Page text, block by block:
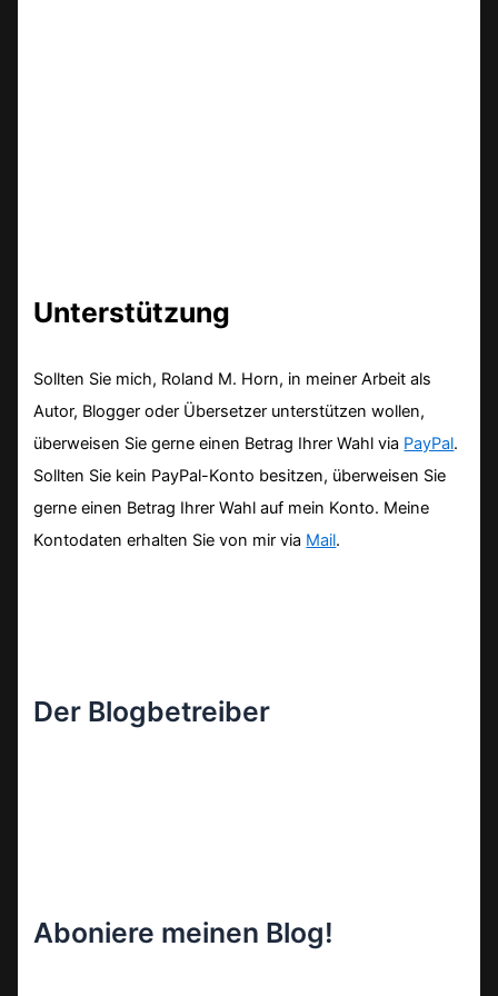
Unterstützung
Sollten Sie mich, Roland M. Horn, in meiner Arbeit als
Autor, Blogger oder Übersetzer unterstützen wollen,
überweisen Sie gerne einen Betrag Ihrer Wahl via PayPal.
Sollten Sie kein PayPal-Konto besitzen, überweisen Sie
gerne einen Betrag Ihrer Wahl auf mein Konto. Meine
Kontodaten erhalten Sie von mir via Mail.
Der Blogbetreiber
Aboniere meinen Blog!